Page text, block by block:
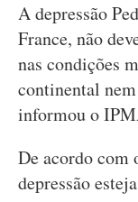
A depressão
France, não
nas condições
continental
informou o
De acordo com
depressão